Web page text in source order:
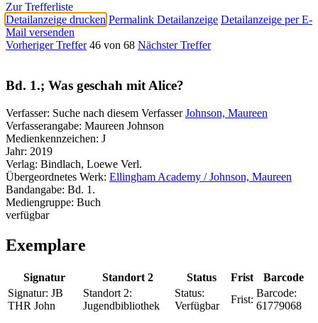
Zur Trefferliste
Detailanzeige drucken Permalink Detailanzeige Detailanzeige per E-
Mail versenden
Vorheriger Treffer 46 von 68 Nächster Treffer
Bd. 1.; Was geschah mit Alice?
Verfasser: Suche nach diesem Verfasser Johnson, Maureen
Verfasserangabe: Maureen Johnson
Medienkennzeichen: J
Jahr: 2019
Verlag: Bindlach, Loewe Verl.
Übergeordnetes Werk: Ellingham Academy / Johnson, Maureen
Bandangabe: Bd. 1.
Mediengruppe: Buch
verfügbar
Exemplare
Signatur Standort 2 Status Frist
Barcode
Signatur: JB
THR John
Standort 2:
Jugendbibliothek
Status:
Verfügbar
Frist:
Barcode:
61779068